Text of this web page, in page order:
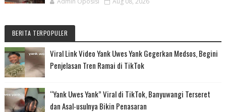
BERITA TERPOPULER
Viral Link Video Yank Uwes Yank Gegerkan Medsos, Begini
Penjelasan Tren Ramai di TikTok
“Yank Uwes Yank” Viral di TikTok, Banyuwangi Terseret
dan Asal-usulnya Bikin Penasaran